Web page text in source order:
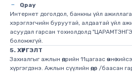
Qpay
Интернет доголдол, банкны үйл
хэрэглэгчийн буруутай, алдаатай үйл
асуудал гарсан тохиолдолд
боломжгүй.
5. ХҮРГЭЛТ
Захиалгыг ажлын өдрийн 11цагаас өмнө
хүргэгдэнэ. Ажлын сүүлийн өдөр /баасан